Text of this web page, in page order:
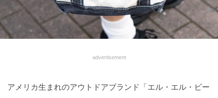
advertisement
アメリカ生まれのアウトドアブランド「エル・エル・ビー